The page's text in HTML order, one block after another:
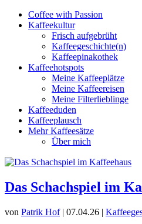
Coffee with Passion
Kaffeekultur
Frisch aufgebrüht
Kaffeegeschichte(n)
Kaffeepinakothek
Kaffeehotspots
Meine Kaffeeplätze
Meine Kaffeereisen
Meine Filterlieblinge
Kaffeeduden
Kaffeeplausch
Mehr Kaffeesätze
Über mich
Das Schachspiel im
von Patrik Hof| 07.04.26 |